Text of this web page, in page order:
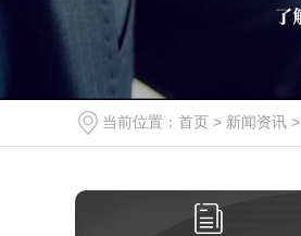
当前位置： 首页 > 新闻资讯 >